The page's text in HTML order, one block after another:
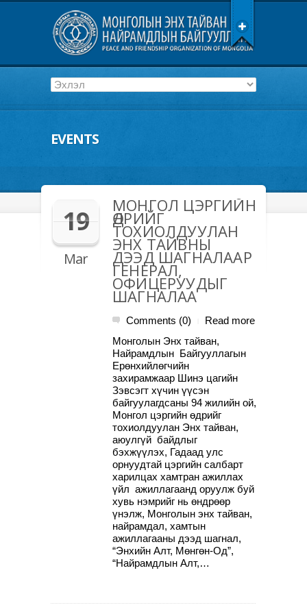
EVENTS
19
Mar
МОНГОЛ ЦЭРГИЙН
ӨДРИЙГ
ТОХИОЛДУУЛАН
ЭНХ ТАЙВНЫ
ДЭЭД ШАГНАЛААР
ГЕНЕРАЛ,
ОФИЦЕРУУДЫГ
ШАГНАЛАА
Comments (0)
Read more
Монголын Энх тайван,
Найрамдлын Байгууллагын
Ерөнхийлөгчийн
захирамжаар Шинэ цагийн
Зэвсэгт хүчин үүсэн
байгуулагдсаны 94 жилийн ой,
Монгол цэргийн өдрийг
тохиолдуулан Энх тайван,
аюулгүй байдлыг
бэхжүүлэх, Гадаад улс
орнуудтай цэргийн салбарт
харилцах хамтран ажиллах
үйл ажиллагаанд оруулж буй
хувь нэмрийг нь өндрөөр
үнэлж, Монголын энх тайван,
найрамдал, хамтын
ажиллагааны дээд шагнал,
“Энхийн Алт, Мөнгөн-Од”,
“Найрамдлын Алт,…